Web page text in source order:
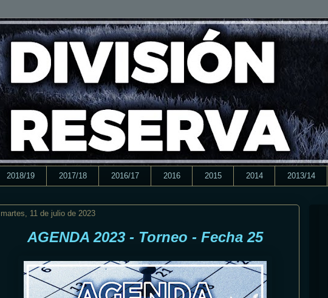
2018/19 2017/18 2016/17 2016 2015 2014 2013/14
martes, 11 de julio de 2023
AGENDA 2023 - Torneo - Fecha 25